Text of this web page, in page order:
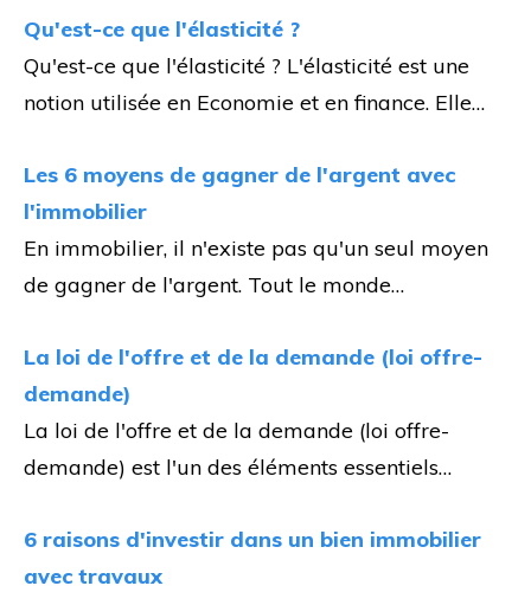
Qu'est-ce que l'élasticité ?
Qu'est-ce que l'élasticité ? L'élasticité est une
notion utilisée en Economie et en finance. Elle…
Les 6 moyens de gagner de l'argent avec
l'immobilier
En immobilier, il n'existe pas qu'un seul moyen
de gagner de l'argent. Tout le monde…
La loi de l'offre et de la demande (loi offre-
demande)
La loi de l'offre et de la demande (loi offre-
demande) est l'un des éléments essentiels…
6 raisons d'investir dans un bien immobilier
avec travaux